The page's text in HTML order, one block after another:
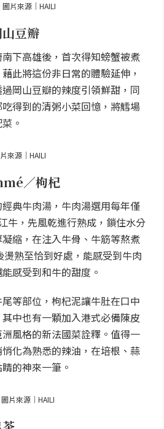
片來源｜HAILI
豆瓣
下高雄後，首次得知螃蟹被煮
此將這份非日常的體驗延伸，
岡山豆瓣的辣度引領鮮甜，同
得到的清粥小菜回憶，將鱈場
。
來源｜HAILI
／枸杞
典牛肉湯，牛肉湯選用每年僅
牛，先風乾進行熟成，鎖住水分
縮，在注入牛骨、牛筋等熬煮
熟至恰到好處，能感受到牛肉
感受到和牛的甜度。
等部位，枸杞泥讓牛肚在口中
中也有一顆加入港式必備陳皮
風格的新法國菜詮釋。值得一
化為熟悉的辣油，在培根、蒜
的神來一筆。
片來源｜HAILI